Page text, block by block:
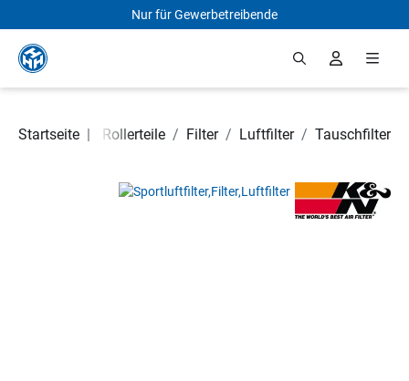
Zum Hauptinhalt springen
Nur für Gewerbetreibende
Startseite |
Motorrad- und Rollerteile / Filter / Luftfilter / Tauschfilter
Bildergalerie überspringen